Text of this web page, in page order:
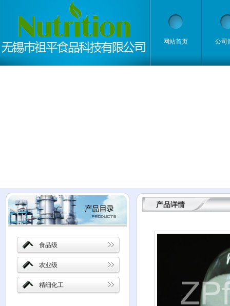
网站首页 公司
产品详情
食品级
农业级
精细化工